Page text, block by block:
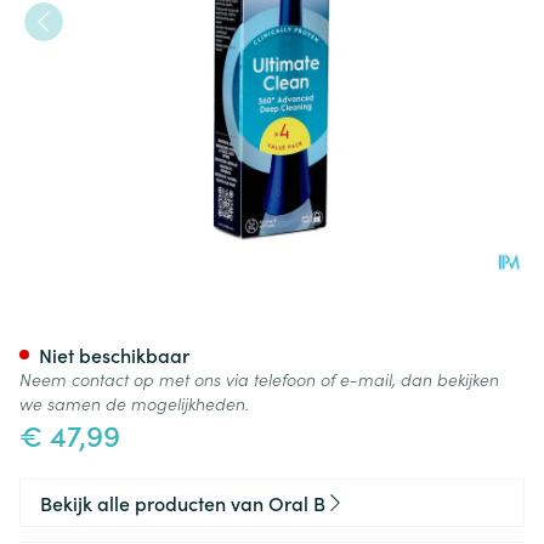
€ 47,99
Niet beschikbaar
Neem contact op met ons via telefoon of e-mail, dan bekijken
we samen de mogelijkheden.
Bekijk alle producten van Oral B